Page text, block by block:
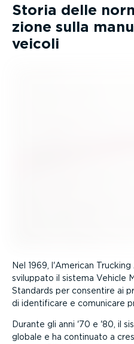
Storia delle
zione sulla
veicoli
Nel 1969, l'American
sviluppato il sistema Vehicle
Standards per consentire ai
di identi­ficare e comunicare
Durante gli anni '70 e '80, il
globale e ha continuato a